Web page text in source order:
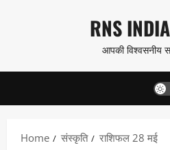
content
RNS
आपकी विश्वसनीय
Home संस्कृति राशिफल 28 मई